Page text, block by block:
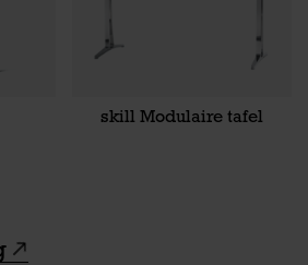
skill Modulaire tafel